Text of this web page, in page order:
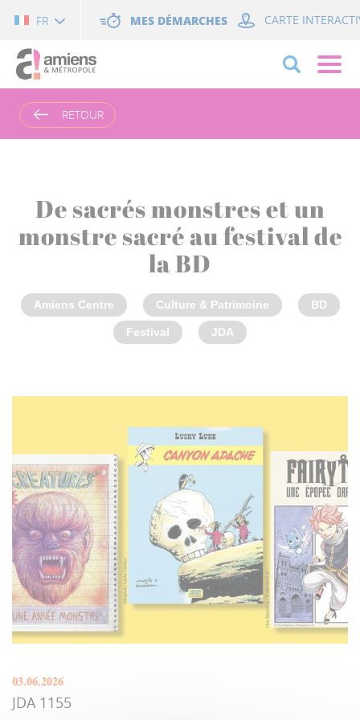
FR MES DÉMARCHES CARTE
RETOUR
De sacrés monstres et un
monstre sacré au festival de
la BD
Amiens Centre Culture & Patrimoine BD
Festival JDA
03.06.2026
JDA 1155